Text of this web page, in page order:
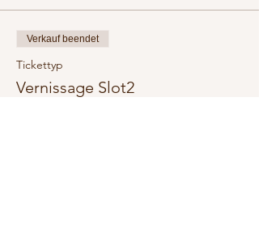
Verkauf beendet
Tickettyp
Vernissage Slot2